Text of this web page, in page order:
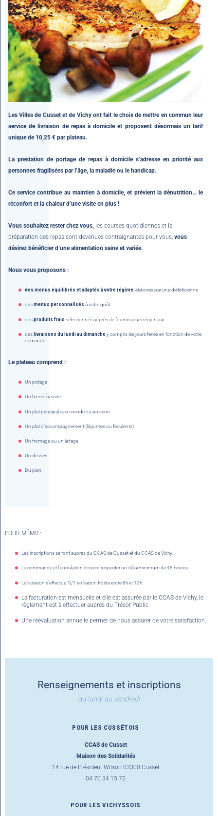
Les Villes de Cusset et de Vichy ont fait le choix de mettre en commun leur
service de livraison de repas à domicile et proposent désormais un tarif
unique de 10,25 € par plateau.
La prestation de portage de repas à domicile s’adresse en priorité aux
personnes fragilisées par l’âge, la maladie ou le handicap.
Ce service contribue au maintien à domicile, et prévient la dénutrition... le
réconfort et la chaleur d’une visite en plus !
Vous souhaitez rester chez vous, les courses quotidiennes et la
préparation des repas sont devenues contraignantes pour vous, vous
désirez bénéficier d’une alimentation saine et variée.
Nous vous proposons :
des menus équilibrés et adaptés à votre régime, élaborés par une diététicienne
desmenus personnalisés à votre goût
desproduits frais sélectionnés auprès de fournisseurs régionaux
deslivraisons du lundi au dimanchey compris les jours fériés en fonction de votre
demande
Le plateau comprend :
Un potage
Un hors-d’oeuvre
Un plat principal avec viande ou poisson
Un plat d’accompagnement (légumes ou féculents)
Un fromage ou un laitage
Un dessert
Du pain
POUR MÉMO :
Les inscriptions se font auprès du CCAS de Cusset et du CCAS de Vichy.
La commande et l’annulation doivent respecter un délai minimum de 48 heures.
La livraison s’effectue 7j/7 en liaison froide entre 8h et 12h.
La facturation est mensuelle et elle est assurée par le CCAS de Vichy, le
règlement est à effectuer auprès du Trésor Public
Une réévaluation annuelle permet de nous assurer de votre satisfaction.
Renseignements et inscriptions
du lundi au vendredi
POUR LES CUSSÉTOIS
CCAS de Cusset
Maison des Solidarités
14 rue de Président Wilson 03300 Cusset
04 70 34 15 72
POUR LES VICHYSSOIS